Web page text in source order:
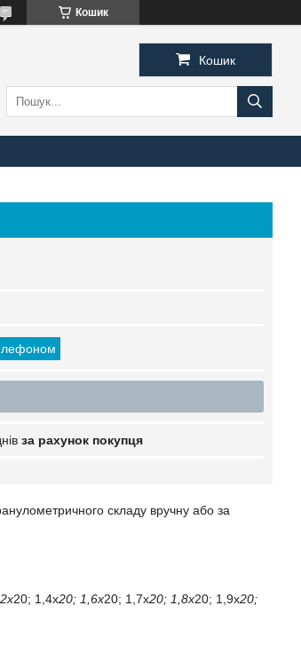
Кошик
Кошик
за рахунок покупця
складу вручну або за
20; 1,4х20; 1,6х20; 1,7х20; 1,8х20; 1,9х20;